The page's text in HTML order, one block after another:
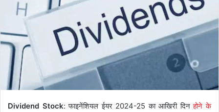
Dividend Stock: फाइनेंशियल ईयर 2024-25 का आखिरी दिनहोने के